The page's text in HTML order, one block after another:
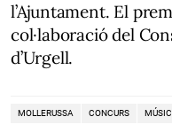
l’Ajuntament. El
col·laboració del
d’Urgell.
MOLLERUSSA CONCURS